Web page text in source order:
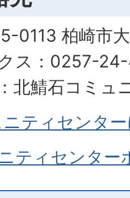
0113 柏崎市
ス：0257-
北鯖石コミュ
ティセンタ
ティセンター